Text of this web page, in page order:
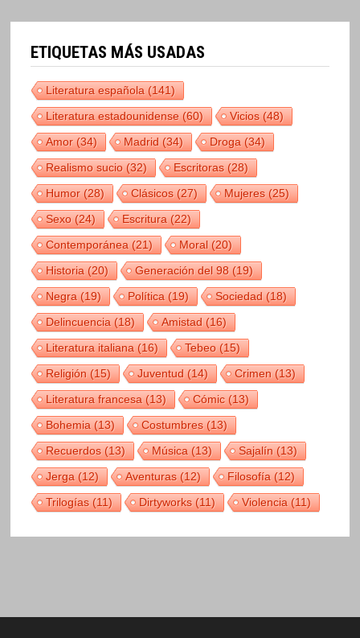
ETIQUETAS MÁS USADAS
Literatura española(141)
Literatura estadounidense(60) Vicios(48)
Amor(34) Madrid(34) Droga(34)
Realismo sucio(32) Escritoras(28)
Humor(28) Clásicos(27) Mujeres(25)
Sexo(24) Escritura(22)
Contemporánea(21) Moral(20)
Historia(20) Generación del 98(19)
Negra(19) Política(19) Sociedad(18)
Delincuencia(18) Amistad(16)
Literatura italiana(16) Tebeo(15)
Religión(15) Juventud(14) Crimen(13)
Literatura francesa(13) Cómic(13)
Bohemia(13) Costumbres(13)
Recuerdos(13) Música(13) Sajalín(13)
Jerga(12) Aventuras(12) Filosofía(12)
Trilogías(11) Dirtyworks(11) Violencia(11)